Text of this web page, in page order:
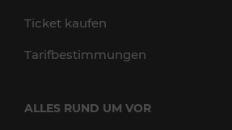
Ticket kaufen
Tarifbestimmungen
ALLES RUND UM VOR